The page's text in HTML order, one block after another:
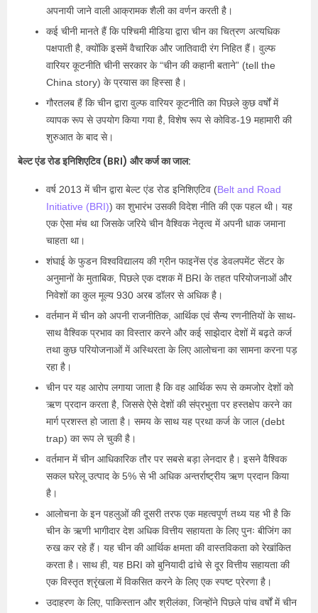
अपनायी जाने वाली आक्रामक शैली का वर्णन करती है।
कई चीनी मानते हैं कि पश्चिमी मीडिया द्वारा चीन का चित्रण अत्यधिक
पक्षपाती है, क्योंकि इसमें वैचारिक और जातिवादी रंग निहित हैं। वुल्फ
वारियर कूटनीति चीनी सरकार के “चीन की कहानी बताने” (tell the
China story) के प्रयास का हिस्सा है।
गौरतलब हैं कि चीन द्वारा वुल्फ वारियर कूटनीति का पिछले कुछ वर्षों में
व्यापक रूप से उपयोग किया गया है, विशेष रूप से कोविड-19 महामारी की
शुरुआत के बाद से।
बेल्ट एंड रोड इनिशिएटिव (BRI) और कर्ज का जाल:
वर्ष 2013 में चीन द्वारा बेल्ट एंड रोड इनिशिएटिव (Belt and Road
Initiative (BRI)) का शुभारंभ उसकी विदेश नीति की एक पहल थी। यह
एक ऐसा मंच था जिसके जरिये चीन वैश्विक नेतृत्व में अपनी धाक जमाना
चाहता था।
शंघाई के फुडन विश्वविद्यालय की ग्रीन फाइनेंस एंड डेवलपमेंट सेंटर के
अनुमानों के मुताबिक, पिछले एक दशक में BRI के तहत परियोजनाओं और
निवेशों का कुल मूल्य 930 अरब डॉलर से अधिक है।
वर्तमान में चीन को अपनी राजनीतिक, आर्थिक एवं सैन्य रणनीतियों के साथ-
साथ वैश्विक प्रभाव का विस्तार करने और कई साझेदार देशों में बढ़ते कर्ज
तथा कुछ परियोजनाओं में अस्थिरता के लिए आलोचना का सामना करना पड़
रहा है।
चीन पर यह आरोप लगाया जाता है कि वह आर्थिक रूप से कमजोर देशों को
ऋण प्रदान करता है, जिससे ऐसे देशों की संप्रभुता पर हस्तक्षेप करने का
मार्ग प्रशस्त हो जाता है। समय के साथ यह प्रथा कर्ज के जाल (debt
trap) का रूप ले चुकी है।
वर्तमान में चीन आधिकारिक तौर पर सबसे बड़ा लेनदार है। इसने वैश्विक
सकल घरेलू उत्पाद के 5% से भी अधिक अन्तर्राष्ट्रीय ऋण प्रदान किया
है।
आलोचना के इन पहलुओं की दूसरी तरफ एक महत्वपूर्ण तथ्य यह भी है कि
चीन के ऋणी भागीदार देश अधिक वित्तीय सहायता के लिए पुनः बीजिंग का
रुख कर रहे हैं। यह चीन की आर्थिक क्षमता की वास्तविकता को रेखांकित
करता है। साथ ही, यह BRI को बुनियादी ढांचे से दूर वित्तीय सहायता की
एक विस्तृत श्रृंखला में विकसित करने के लिए एक स्पष्ट प्रेरणा है।
उदाहरण के लिए, पाकिस्तान और श्रीलंका, जिन्होंने पिछले पांच वर्षों में चीन